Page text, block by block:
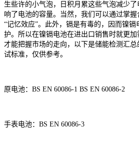
生些许的小气泡，日积月累这些气泡减少
响了电池的容量。当然，我们可以通过掌
“记忆效应”。此外，镉是有毒的，因而镍
护。 所以在镍镉电池在进出口销售时就更
才能把握市场的走向，以下是储能检测汇总
试标准，仅供参考。
原电池： BS EN 60086-1 BS EN 60086-2
手表电池： BS EN 60086-3